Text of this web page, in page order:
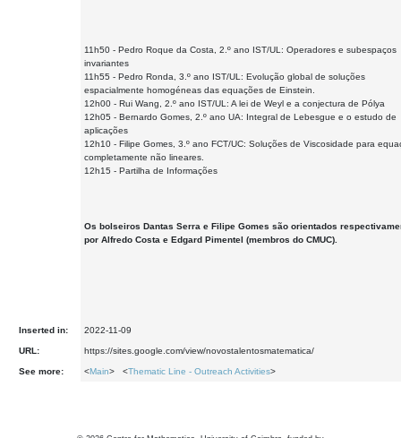
11h50 - Pedro Roque da Costa, 2.º ano IST/UL: Operadores e subespaços
invariantes
11h55 - Pedro Ronda, 3.º ano IST/UL: Evolução global de soluções
espacialmente homogéneas das equações de Einstein.
12h00 - Rui Wang, 2.º ano IST/UL: A lei de Weyl e a conjectura de Pólya
12h05 - Bernardo Gomes, 2.º ano UA: Integral de Lebesgue e o estudo de
aplicações
12h10 - Filipe Gomes, 3.º ano FCT/UC: Soluções de Viscosidade para
completamente não lineares.
12h15 - Partilha de Informações
Os bolseiros Dantas Serra e Filipe Gomes são orientados
por Alfredo Costa e Edgard Pimentel (membros do CMUC).
Inserted in: 2022-11-09
URL: https://sites.google.com/view/novostalentosmatematica/
See more: <Main> <Thematic Line - Outreach Activities>